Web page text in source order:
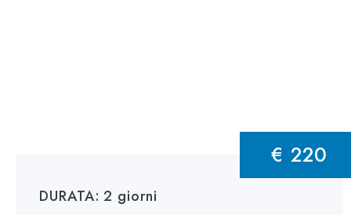
€ 220
DURATA: 2 giorni